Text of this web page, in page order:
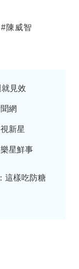
#陳威智
見效
網
新星
星鮮事
這樣吃防糖